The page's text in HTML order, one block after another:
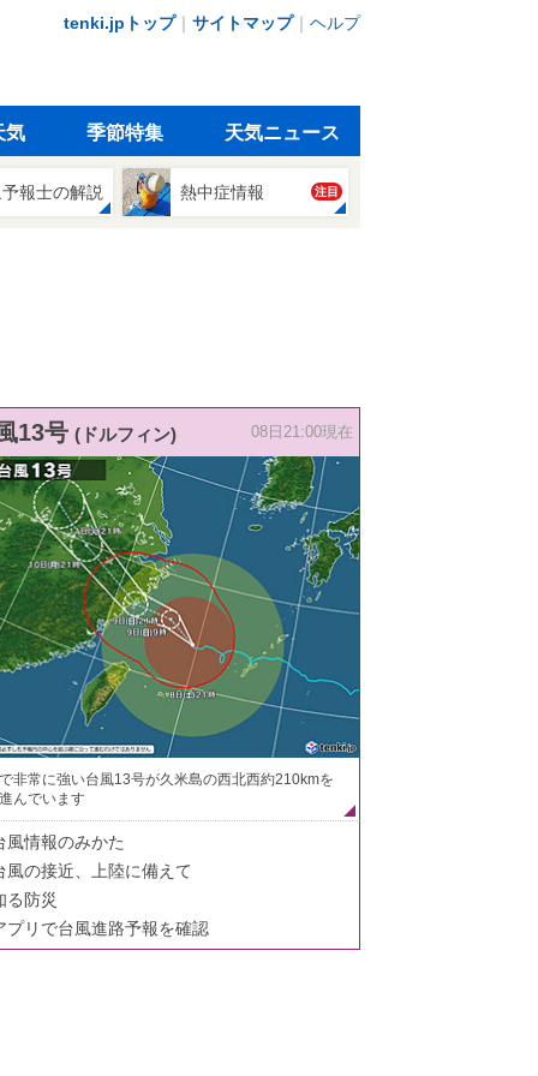
tenki.jpトップ｜ サイトマップ｜ ヘルプ
気 季節特集 天気ニュース
報士の解説 熱中症情報 注目
13号 (ドルフィン) 08日21:00現在
非常に強い台風13号が久米島の西北西約210kmを
んでいます
風情報のみかた
風の接近、上陸に備えて
る防災
プリで台風進路予報を確認